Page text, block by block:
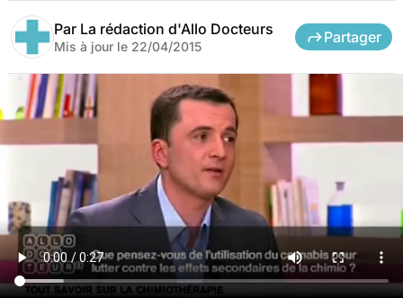
Par La rédaction d'Allo Docteurs
Mis à jour le 22/04/2015
Partager